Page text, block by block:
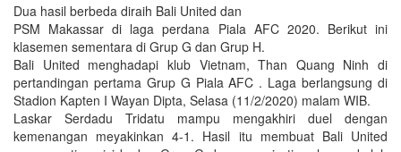
Dua hasil berbeda diraih Bali United dan
PSM Makassar di laga perdana Piala AFC 2020. Berikut ini
klasemen sementara di Grup G dan Grup H.
Bali United menghadapi klub Vietnam, Than Quang Ninh di
pertandingan pertama Grup G Piala AFC . Laga berlangsung di
Stadion Kapten I Wayan Dipta, Selasa (11/2/2020) malam WIB.
Laskar Serdadu Tridatu mampu mengakhiri duel dengan
kemenangan meyakinkan 4-1. Hasil itu membuat Bali United